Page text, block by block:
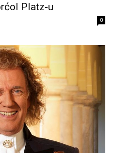
Platz-u
0